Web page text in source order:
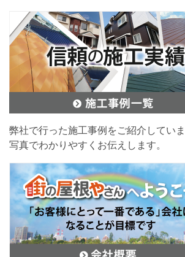
弊社で行った施工事例をご紹介してい
写真でわかりやすくお伝えします。